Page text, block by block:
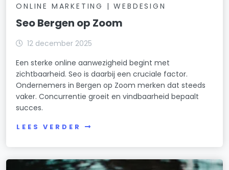
ONLINE MARKETING | WEBDESIGN
Seo Bergen op Zoom
12 december 2025
Een sterke online aanwezigheid begint met
zichtbaarheid. Seo is daarbij een cruciale factor.
Ondernemers in Bergen op Zoom merken dat steeds
vaker. Concurrentie groeit en vindbaarheid bepaalt
succes.
LEES VERDER